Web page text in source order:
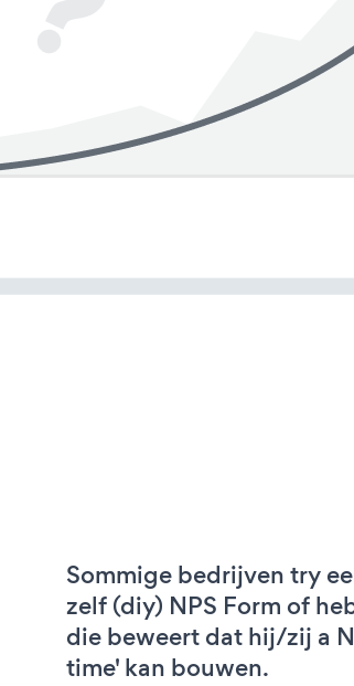
Sommige bedrijven try
zelf (diy) NPS Form of
die beweert dat hij/zij a
time' kan bouwen.